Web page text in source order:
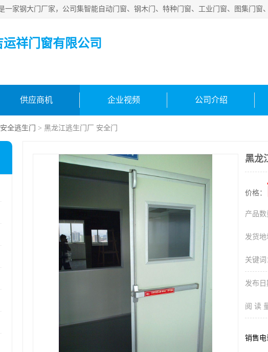
运祥门窗有限公司
供应商机 企业视频 公司介绍
安全逃生门 > 黑龙江逃生门厂 安全门
黑龙
价格：
产品数
发货地
关键词
发布日
阅 读
销售电